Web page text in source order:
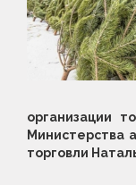
организации
Министерства
торговли